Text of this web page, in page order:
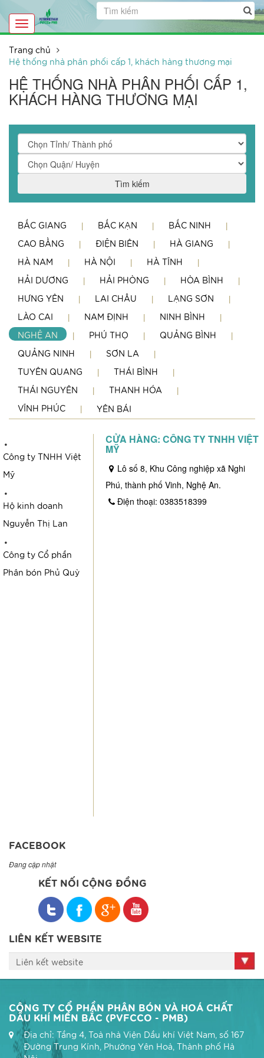
Toggle
navigation
Trang chủ
Hệ thống nhà phân phối cấp 1, khách hàng thương mại
HỆ THỐNG NHÀ PHÂN PHỐI CẤP 1,
KHÁCH HÀNG THƯƠNG MẠI
Tìm kiếm
BẮC GIANG BẮC KẠN
BẮC NINH
CAO BẰNG
ĐIỆN BIÊN
HÀ GIANG
HÀ NAM
HÀ NỘI
HÀ TĨNH
HẢI DƯƠNG
HẢI PHÒNG
HÒA BÌNH
HƯNG YÊN
LAI CHÂU
LẠNG SƠN
LÀO CAI
NAM ĐỊNH
NINH BÌNH
NGHỆ AN
PHÚ THỌ
QUẢNG BÌNH
QUẢNG NINH
SƠN LA
TUYÊN QUANG
THÁI BÌNH
THÁI NGUYÊN
THANH HÓA
VĨNH PHÚC
YÊN BÁI
·
Công ty TNHH Việt
Mỹ
·
Hộ kinh doanh
Nguyễn Thị Lan
·
Công ty Cổ phần
Phân bón Phủ Quỳ
CỬA HÀNG: CÔNG TY TNHH VIỆT
MỸ
Lô số 8, Khu Công nghiệp xã Nghi
Phú, thành phố Vinh, Nghệ An.
Điện thoại: 0383518399
FACEBOOK
Đang cập nhật
KẾT NỐI CỘNG ĐỒNG
LIÊN KẾT WEBSITE
Liên kết website
CÔNG TY CỔ PHẦN PHÂN BÓN VÀ HOÁ CHẤT
DẦU KHÍ MIỀN BẮC (PVFCCO - PMB)
Địa chỉ: Tầng 4, Toà nhà Viện Dầu khí Việt Nam, số 167
Đường Trung Kính, Phường Yên Hoà, Thành phố Hà